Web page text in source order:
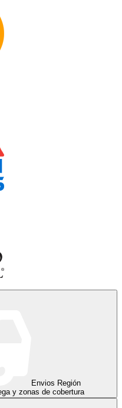
Envios Región
y zonas de cobertura